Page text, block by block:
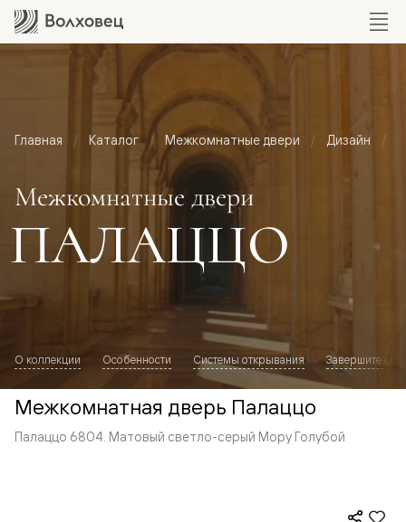
Главная Каталог Межкомнатные двери Дизайн
Межкомнатные двери
ПАЛАЦЦО
О коллекции Особенности Системы открывания Завершите
Межкомнатная дверь Палаццо
Палаццо 6804. Матовый светло-серый Мору Голубой